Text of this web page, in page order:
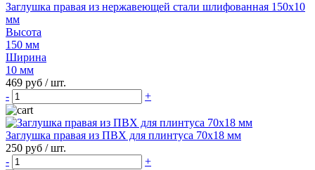
Заглушка правая из нержавеющей стали шлифованная 150х10
мм
Высота
150 мм
Ширина
10 мм
469 руб / шт.
-
+
Заглушка правая из ПВХ для плинтуса 70х18 мм
250 руб / шт.
-
+